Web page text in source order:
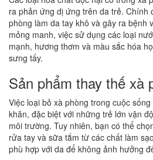
ra phản ứng dị ứng trên da trẻ. Chính
phòng làm da tay khô và gây ra bệnh
mỏng manh, việc sử dụng các loại
mạnh, hương thơm và màu sắc hóa
sưng tấy.
Sản phẩm thay thế xà
Việc loại bỏ xà phòng trong cuộc
khăn, đặc biệt với những trẻ lớn vận
môi trường. Tuy nhiên, bạn có thể
rửa tay và sữa tắm từ các chất làm
phù hợp với da để không ảnh hưởng